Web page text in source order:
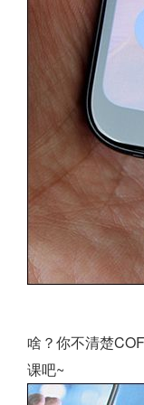
啥？你不清楚
课吧~